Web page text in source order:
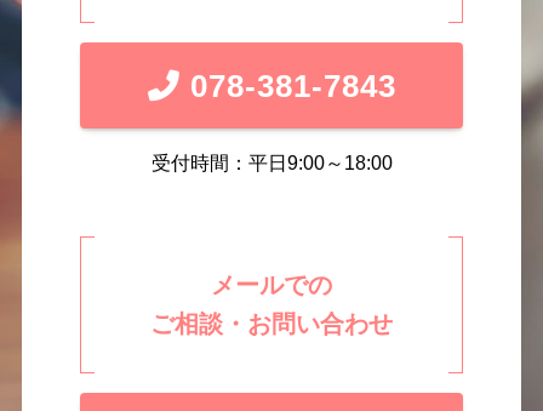
078-381-7843
受付時間：平日9:00～18:00
メールでの
ご相談・お問い合わせ